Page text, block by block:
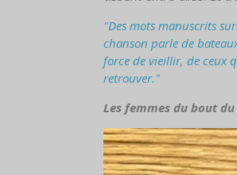
"Des mots manuscrits
chanson parle de
force de vieillir, de ceux
retrouver."
Les femmes du bout